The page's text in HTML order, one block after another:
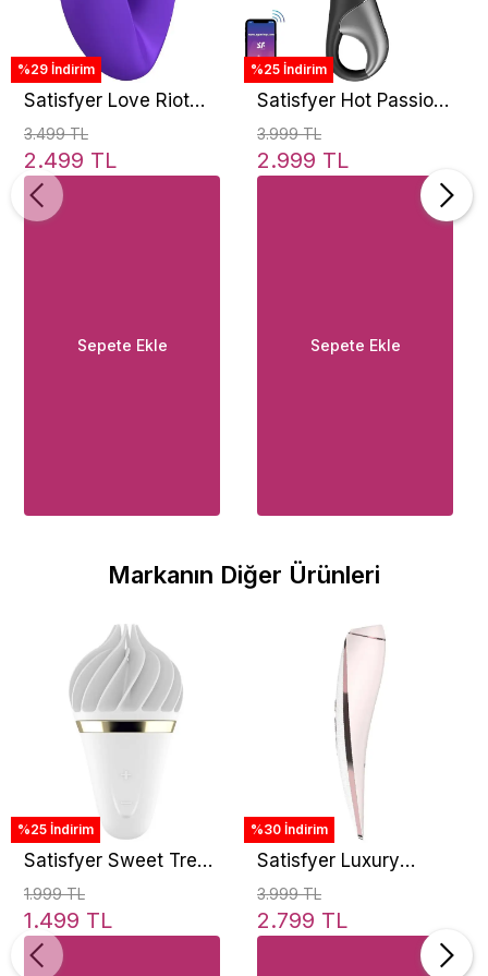
%29 İndirim
Satisfyer Love Riot
Finger Vibrator
3.499 TL
2.499 TL
Sepete Ekle
%25 İndirim
Satisfyer Hot Passion
Telefon Kontrol
Isıtmalı Vibratör
3.999 TL
2.999 TL
Sepete Ekle
Markanın Diğer Ürünleri
%25 İndirim
Satisfyer Sweet Treat
Dönen Silikon Şarj
Edilebilir Klitoral
Vibratör
1.999 TL
1.499 TL
%30 İndirim
Satisfyer Luxury
Haute Couture Pink
Klitoral Emiş Vibratör
3.999 TL
2.799 TL